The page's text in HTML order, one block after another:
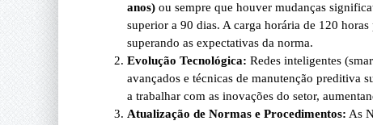
anos) ou sempre que houver mudanças
superior a 90 dias. A carga horária de 120
superando as expectativas da norma.
Evolução Tecnológica: Redes inteligentes
avançados e técnicas de manutenção preditiva
a trabalhar com as inovações do setor,
Atualização de Normas e Procedimentos: As